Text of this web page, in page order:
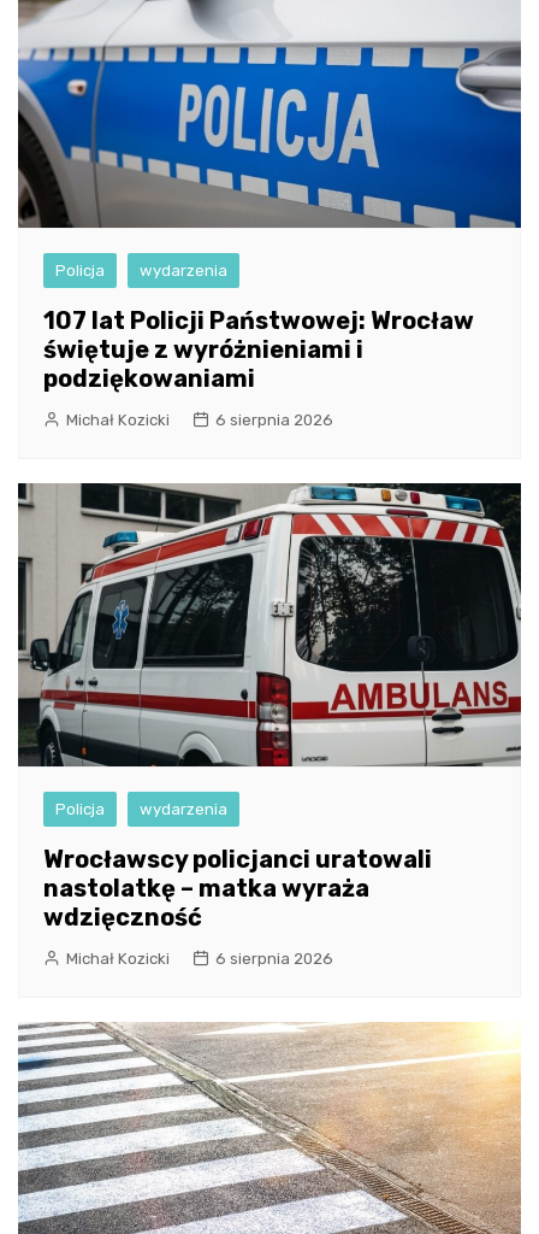
Policja wydarzenia
107 lat Policji Państwowej: Wrocław
świętuje z wyróżnieniami i
podziękowaniami
Michał Kozicki 6 sierpnia 2026
Policja wydarzenia
Wrocławscy policjanci uratowali
nastolatkę – matka wyraża
wdzięczność
Michał Kozicki 6 sierpnia 2026